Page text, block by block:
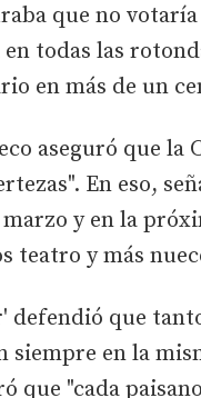
que no
en todas las
en más de un
aseguró que la
En eso,
marzo y en la
teatro y más
que tanto
siempre en la
que "cada